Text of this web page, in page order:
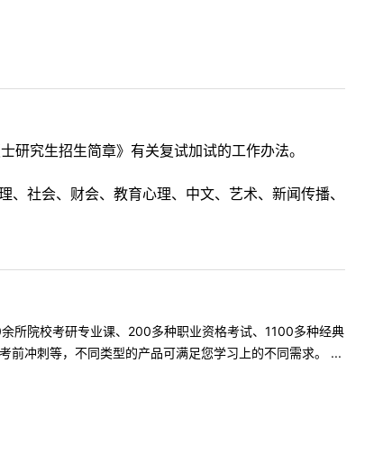
究生招生简章》有关复试加试的工作办法。
社会、财会、教育心理、中文、艺术、新闻传播、
所院校考研专业课、200多种职业资格考试、1100多种经典
前冲刺等，不同类型的产品可满足您学习上的不同需求。 ...